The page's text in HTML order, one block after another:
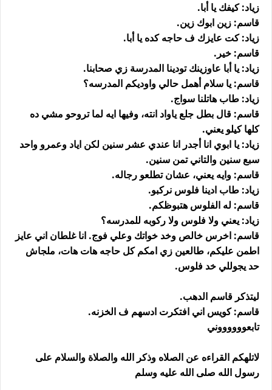
زياد: كيفك يا أبا.
قاسم: زين ابوك زين.
زياد: كت عايزك ف حاجه كده يا أبا.
قاسم: خير.
زياد: يا أبا عاوزينك تودينا المدرسة زي صحابنا.
قاسم: يا سلام أهمل حالي واوديكم المدرسه؟
زياد: طاب هاتلنا سواج.
قاسم: قال بطل جلع ياواد انته، وفيها ايه لما تروحو مشي ده
كلها كيلو يعني.
زياد: يا ابوي انا أجدر انا عندي عشر سنين لكن اياد وعمرو واحد
سبع سنين والتاني تمن سنين.
قاسم: وايه يعني، عشان تطلعو رجاله.
زياد: طاب ادينا فلوس نركبو.
قاسم: له الفلوس هتبوظكم.
زياد: يعني ولا فلوس ولا ركوبه للمدرسه؟
قاسم: اخرس خالص وخد خواتك وعلي فوج. انا غلطان اني عايز
اطمن عليكم، طالعين زي امكم كل حاجه هات هات، ملجاش
حد يجوللي خد فلوس.
ليتذكر قاسم الدهب.
قاسم: كويس اني افتكرت ادسهم ف الخزنه.
تابعووووووني
لاتلهكم القراءه عن الصلاه وذكر الله والصلاة والسلام على
رسول الله صلى الله عليه وسلم